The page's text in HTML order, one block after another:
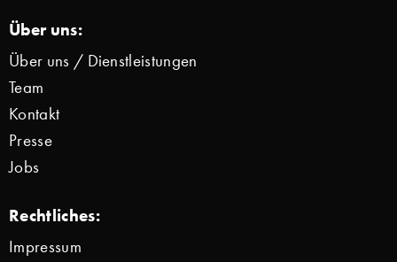
Über uns:
Über uns / Dienstleistungen
Team
Kontakt
Presse
Jobs
Rechtliches:
Impressum